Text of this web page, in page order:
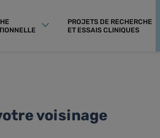
PROJETS DE RECHERCHE
ET ESSAIS CLINIQUES
voisinage